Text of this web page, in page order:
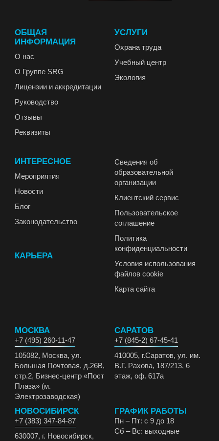
ОБЩАЯ
ИНФОРМАЦИЯ
О нас
О Группе SRG
Лицензии и аккредитации
Руководство
Отзывы
Реквизиты
УСЛУГИ
Охрана труда
Учебный центр
Экология
ИНТЕРЕСНОЕ
Мероприятия
Новости
Блог
Законодательство
КАРЬЕРА
Сведения об
образовательной
организации
Клиентский сервис
Пользовательское
соглашение
Политика
конфиденциальности
Условия использования
файлов cookie
Карта сайта
МОСКВА
+7 (495) 260-11-47
105082, Москва, ул.
Большая Почтовая, д.26В,
стр.2, Бизнес-центр «Пост
Плаза» (м.
Электрозаводская)
САРАТОВ
+7 (845-2) 67-45-41
410005, г.Саратов, ул. им.
В.Г. Рахова, 187/213, 6
этаж, оф. 617а
НОВОСИБИРСК
+7 (383) 347-84-87
630007, г. Новосибирск,
ГРАФИК РАБОТЫ
Пн – Пт: с 9 до 18
Сб – Вс: выходные